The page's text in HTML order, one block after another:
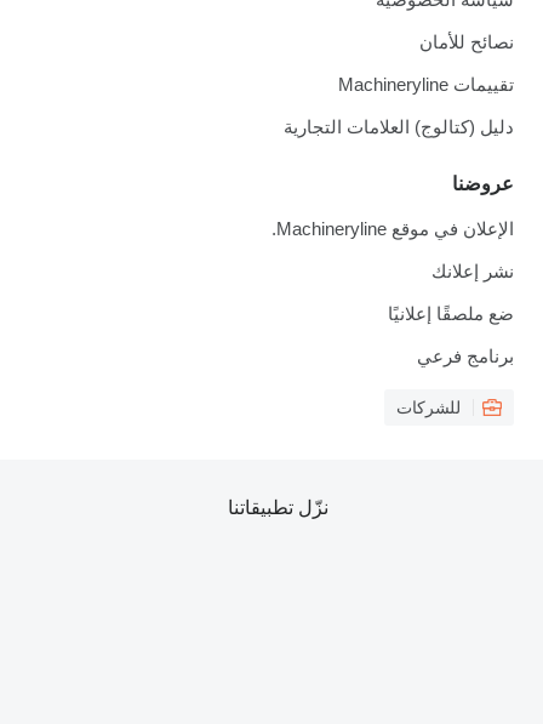
نصائح للأمان
تقييمات Machineryline
دليل (كتالوج) العلامات التجارية
عروضنا
الإعلان في موقع Machineryline.
نشر إعلانك
ضع ملصقًا إعلانيًا
برنامج فرعي
للشركات
نزّل تطبيقاتنا